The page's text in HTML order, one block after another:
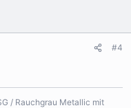
#4
/ Rauchgrau Metallic mit